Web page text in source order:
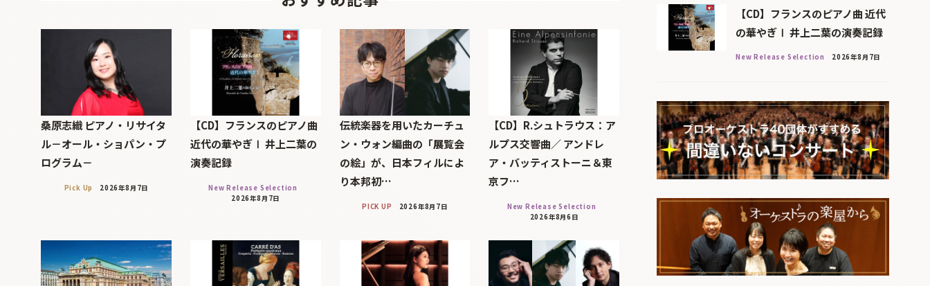
桑原志織 ピアノ・リサイタ
ル－オール・ショパン・プ
ログラム－
Pick Up 2026年8月7日
【CD】フランスのピアノ曲
近代の華やぎⅠ 井上二葉の
演奏記録
New Release Selection
2026年8月7日
伝統楽器を用いたカーチュ
ン・ウォン編曲の「展覧会
の絵」が、日本フィルによ
り本邦初…
PICK UP 2026年8月7日
【CD】R.シュトラウス：ア
ルプス交響曲／ アンドレ
ア・バッティストーニ＆東
京フ…
New Release Selection
2026年8月6日
【CD】フランスのピアノ曲 近代
の華やぎⅠ 井上二葉の演奏記録
New Release Selection 2026年8月7日